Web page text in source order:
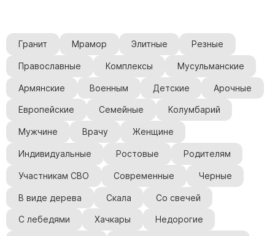
Гранит Мрамор Элитные Резные
Православные Комплексы Мусульманские
Армянские Военным Детские Арочные
Европейские Семейные Колумбарий
Мужчине Врачу Женщине
Индивидуальные Ростовые Родителям
Участникам СВО Современные Черные
В виде дерева Скала Со свечей
С лебедями Хачкары Недорогие